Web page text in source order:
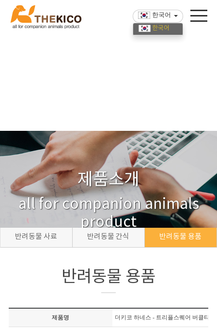
한국어
한국어
제품소개
all for companion animals
product
반려동물 사료 반려동물 간식 반려동물 용품
반려동물 용품
제품명 더키코 하네스 - 트리플스퀘어 버클타입